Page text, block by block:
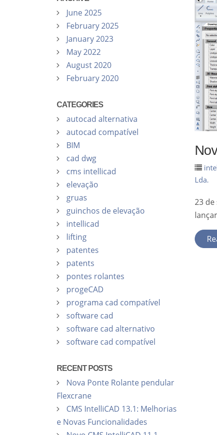
Lda.
23 de
June 2025
February 2025
January 2023
May 2022
August 2020
February 2020
CATEGORIES
autocad alternativa
autocad compatível
BIM
cad dwg
cms intellicad
elevação
gruas
guinchos de elevação
intellicad
lifting
patentes
patents
pontes rolantes
progeCAD
programa cad compatível
software cad
software cad alternativo
software cad compatível
RECENT POSTS
Nova Ponte Rolante pendular
Flexcrane
CMS IntelliCAD 13.1: Melhorias
e Novas Funcionalidades